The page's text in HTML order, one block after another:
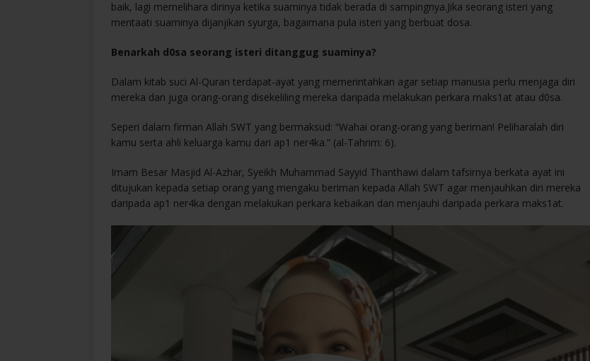
baik, lagi memelihara dirinya ketika suaminya tidak berada di sampingnya.Jika seorang isteri yang
mentaati suaminya dijanjikan syurga, bagaimana pula isteri yang berbuat dosa.
Benarkah d0sa seorang isteri ditanggug suaminya?
Dalam kitab suci Al-Quran terdapat-ayat yang memerintahkan agar setiap manusia perlu menjaga diri
mereka dan juga orang-orang disekeliling mereka daripada melakukan perkara maks1at atau d0sa.
Seperi dalam firman Allah SWT yang bermaksud: “Wahai orang-orang yang beriman! Peliharalah diri
kamu serta ahli keluarga kamu dari ap1 ner4ka.” (al-Tahrim: 6).
Imam Besar Masjid Al-Azhar, Syeikh Muhammad Sayyid Thanthawi dalam tafsirnya berkata ayat ini
ditujukan kepada setiap orang yang mengaku beriman kepada Allah SWT agar menjauhkan diri mereka
daripada ap1 ner4ka dengan melakukan perkara kebaikan dan menjauhi daripada perkara maks1at.